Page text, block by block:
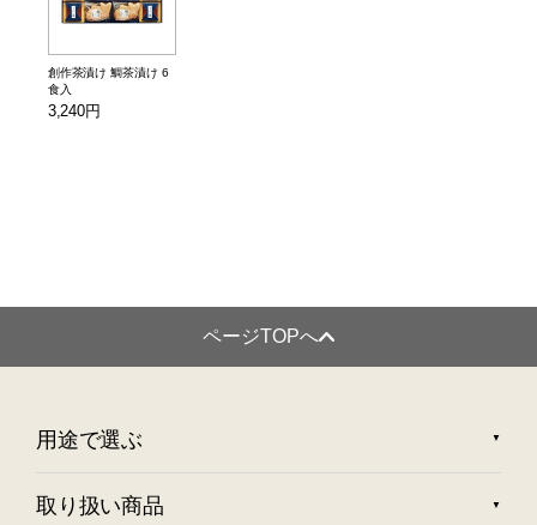
創作茶漬け 鯛茶漬け 6
食入
3,240円
ページTOPへ
用途で選ぶ
取り扱い商品